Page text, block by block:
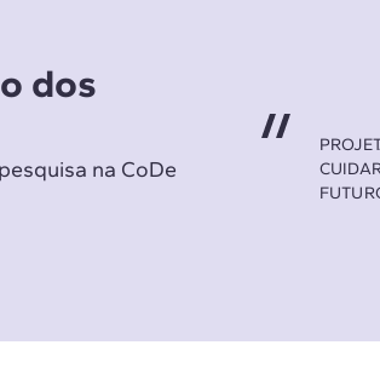
dos
na CoDe